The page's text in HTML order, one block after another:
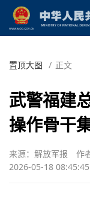
置顶大图 / 正文
武警福建
操作骨干
来源：解放军报 作
2026-05-18 08:45:45